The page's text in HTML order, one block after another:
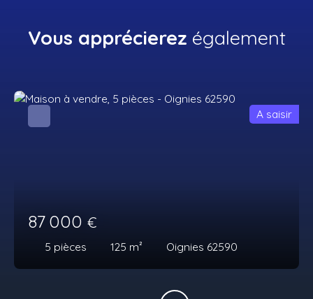
Vous apprécierez également
87 000 €
5 pièces 125 m² Oignies 62590
A saisir